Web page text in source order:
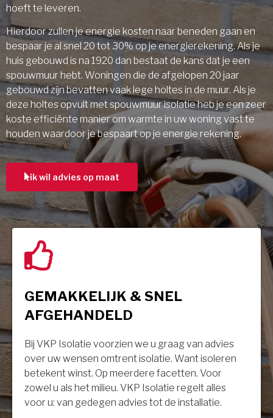
hoeft te leveren.
Hierdoor zullen je energie kosten naar beneden gaan en
bespaar je al snel 20 tot 30% op je energierekening. Als je
huis gebouwd is na 1920 dan bestaat de kans dat je een
spouwmuur hebt. Woningen die de afgelopen 20 jaar
gebouwd zijn bevatten vaak lege holtes in de muur. Als je
deze holtes opvult met spouwmuur isolatie heb je een zeer
koste efficiënte manier om warmte in uw woning vast te
houden waardoor je bespaart op je energie rekening.
ik wil advies op maat
GEMAKKELIJK & SNEL
AFGEHANDELD
Bij VKP Isolatie voorzien we u graag van advies
over uw wensen omtrent isolatie. Want isoleren
betekent winst. Op meerdere facetten. Voor
zowel u als het milieu. VKP Isolatie regelt alles
voor u: van gedegen advies tot de installatie.